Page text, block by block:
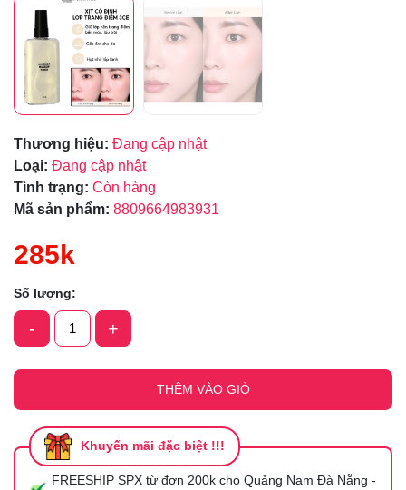
Thương hiệu: Đang cập nhật
Loại: Đang cập nhật
Tình trạng: Còn hàng
Mã sản phẩm: 8809664983931
285k
Số lượng:
- +
THÊM VÀO GIỎ
Khuyến mãi đặc biệt !!!
FREESHIP SPX từ đơn 200k cho Quảng Nam Đà Nẵng -